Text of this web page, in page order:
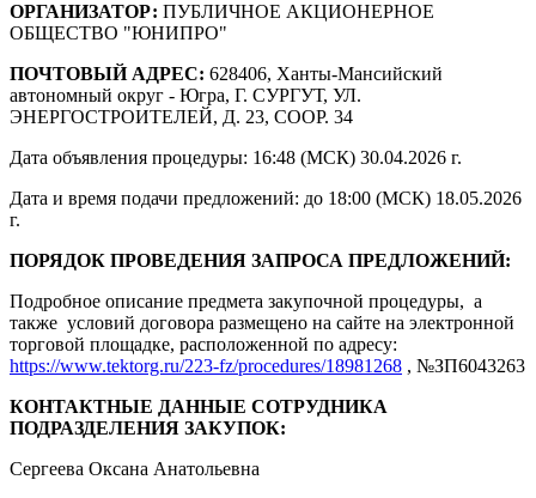
ОРГАНИЗАТОР: ПУБЛИЧНОЕ АКЦИОНЕРНОЕ
ОБЩЕСТВО "ЮНИПРО"
ПОЧТОВЫЙ АДРЕС: 628406, Ханты-Мансийский
автономный округ - Югра, Г. СУРГУТ, УЛ.
ЭНЕРГОСТРОИТЕЛЕЙ, Д. 23, СООР. 34
Дата объявления процедуры: 16:48 (МСК) 30.04.2026 г.
Дата и время подачи предложений: до 18:00 (МСК) 18.05.2026
г.
ПОРЯДОК ПРОВЕДЕНИЯ ЗАПРОСА ПРЕДЛОЖЕНИЙ:
Подробное описание предмета закупочной процедуры, а
также условий договора размещено на сайте на электронной
торговой площадке, расположенной по адресу:
https://www.tektorg.ru/223-fz/procedures/18981268 , №ЗП6043263
КОНТАКТНЫЕ ДАННЫЕ СОТРУДНИКА
ПОДРАЗДЕЛЕНИЯ ЗАКУПОК:
Сергеева Оксана Анатольевна